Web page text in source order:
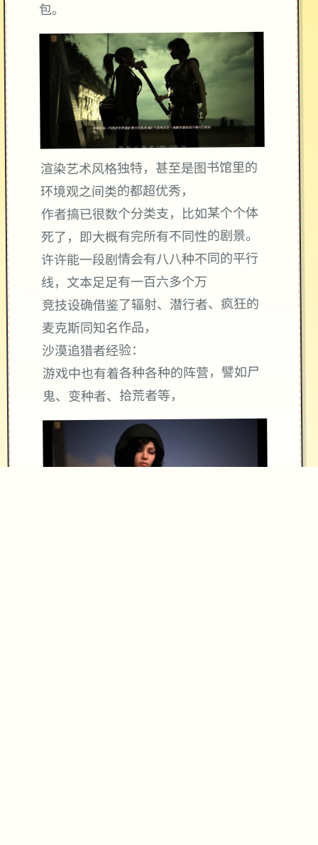
包。
渲染艺术风格独特，甚至是图书馆里的
环境观之间类的都超优秀，
作者搞已很数个分类支，比如某个个体
死了，即大概有完所有不同性的剧景。
许许能一段剧情会有八八种不同的平行
线，文本足足有一百六多个万
竞技设确借鉴了辐射、潜行者、疯狂的
麦克斯同知名作品，
沙漠追猎者经验：
游戏中也有着各种各种的阵营，譬如尸
鬼、变种者、拾荒者等，